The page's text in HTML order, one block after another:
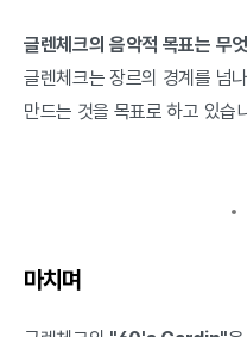
글렌체크의 음악적 목표는 무
글렌체크는 장르의 경계를 넘
만드는 것을 목표로 하고 있습
마치며